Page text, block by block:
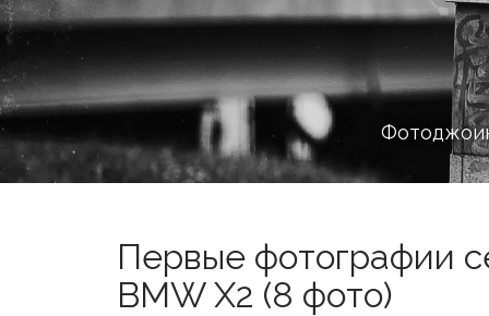
Первые фотографии
BMW X2 (8 фото)